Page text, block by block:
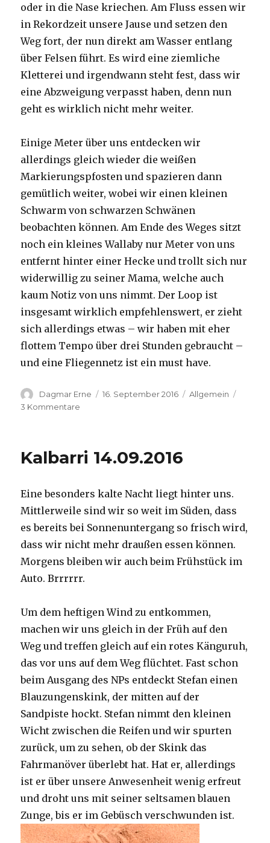
oder in die Nase kriechen. Am Fluss essen wir
in Rekordzeit unsere Jause und setzen den
Weg fort, der nun direkt am Wasser entlang
über Felsen führt. Es wird eine ziemliche
Kletterei und irgendwann steht fest, dass wir
eine Abzweigung verpasst haben, denn nun
geht es wirklich nicht mehr weiter.
Einige Meter über uns entdecken wir
allerdings gleich wieder die weißen
Markierungspfosten und spazieren dann
gemütlich weiter, wobei wir einen kleinen
Schwarm von schwarzen Schwänen
beobachten können. Am Ende des Weges sitzt
noch ein kleines Wallaby nur Meter von uns
entfernt hinter einer Hecke und trollt sich nur
widerwillig zu seiner Mama, welche auch
kaum Notiz von uns nimmt. Der Loop ist
insgesamt wirklich empfehlenswert, er zieht
sich allerdings etwas – wir haben mit eher
flottem Tempo über drei Stunden gebraucht –
und eine Fliegennetz ist ein must have.
Autor
Dagmar Erne
Veröffentlicht
16. September 2016 Kategorien
Allgemein
3 Kommentare
Kalbarri 14.09.2016
Eine besonders kalte Nacht liegt hinter uns.
Mittlerweile sind wir so weit im Süden, dass
es bereits bei Sonnenuntergang so frisch wird,
dass wir nicht mehr draußen essen können.
Morgens bleiben wir auch beim Frühstück im
Auto. Brrrrrr.
Um dem heftigen Wind zu entkommen,
machen wir uns gleich in der Früh auf den
Weg und treffen gleich auf ein rotes Känguruh,
das vor uns auf dem Weg flüchtet. Fast schon
beim Ausgang des NPs entdeckt Stefan einen
Blauzungenskink, der mitten auf der
Sandpiste hockt. Stefan nimmt den kleinen
Wicht zwischen die Reifen und wir spurten
zurück, um zu sehen, ob der Skink das
Fahrmanöver überlebt hat. Hat er, allerdings
ist er über unsere Anwesenheit wenig erfreut
und droht uns mit seiner seltsamen blauen
Zunge, bis er im Gebüsch verschwunden ist.